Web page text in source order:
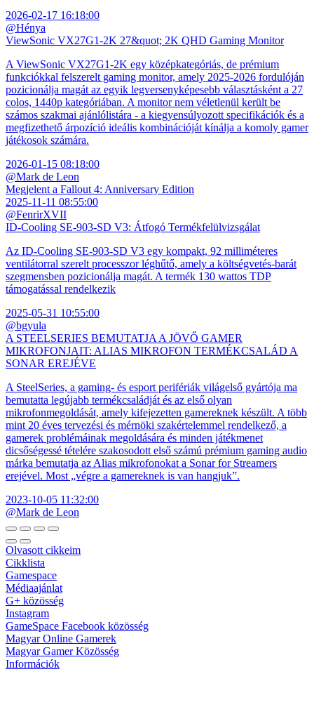
2026-02-17 16:18:00
@Hénya
ViewSonic VX27G1-2K 27&quot; 2K QHD Gaming Monitor
A ViewSonic VX27G1-2K egy középkategóriás, de prémium
funkciókkal felszerelt gaming monitor, amely 2025-2026 fordulóján
pozicionálja magát az egyik legversenyképesebb választásként a 27
colos, 1440p kategóriában. A monitor nem véletlenül került be
számos szakmai ajánlólistára - a kiegyensúlyozott specifikációk és a
megfizethető árpozíció ideális kombinációját kínálja a komoly gamer
játékosok számára.
2026-01-15 08:18:00
@Mark de Leon
Megjelent a Fallout 4: Anniversary Edition
2025-11-11 08:55:00
@FenrirXVII
ID-Cooling SE-903-SD V3: Átfogó Termékfelülvizsgálat
Az ID-Cooling SE-903-SD V3 egy kompakt, 92 milliméteres
ventilátorral szerelt processzor léghűtő, amely a költségvetés-barát
szegmensben pozicionálja magát. A termék 130 wattos TDP
támogatással rendelkezik
2025-05-31 10:55:00
@bgyula
A STEELSERIES BEMUTATJA A JÖVŐ GAMER
MIKROFONJAIT: ALIAS MIKROFON TERMÉKCSALÁD A
SONAR EREJÉVE
A SteelSeries, a gaming- és esport perifériák világelső gyártója ma
bemutatta legújabb termékcsaládját és az első olyan
mikrofonmegoldását, amely kifejezetten gamereknek készült. A több
mint 20 éves tervezési és mérnöki szakértelemmel rendelkező, a
gamerek problémáinak megoldására és minden játékmenet
dicsőségessé tételére szakosodott első számú prémium gaming audio
márka bemutatja az Alias mikrofonokat a Sonar for Streamers
erejével. Most „végre a gamereknek is van hangjuk”.
2023-10-05 11:32:00
@Mark de Leon
Olvasott cikkeim
Cikklista
Gamespace
Médiaajánlat
G+ közösség
Instagram
GameSpace Facebook közösség
Magyar Online Gamerek
Magyar Gamer Közösség
Információk